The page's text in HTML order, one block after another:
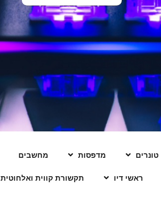
לחץ כאן
טונרים מדפסות מחשבים
ראשי דיו תקשורת קווית ואלחוטית